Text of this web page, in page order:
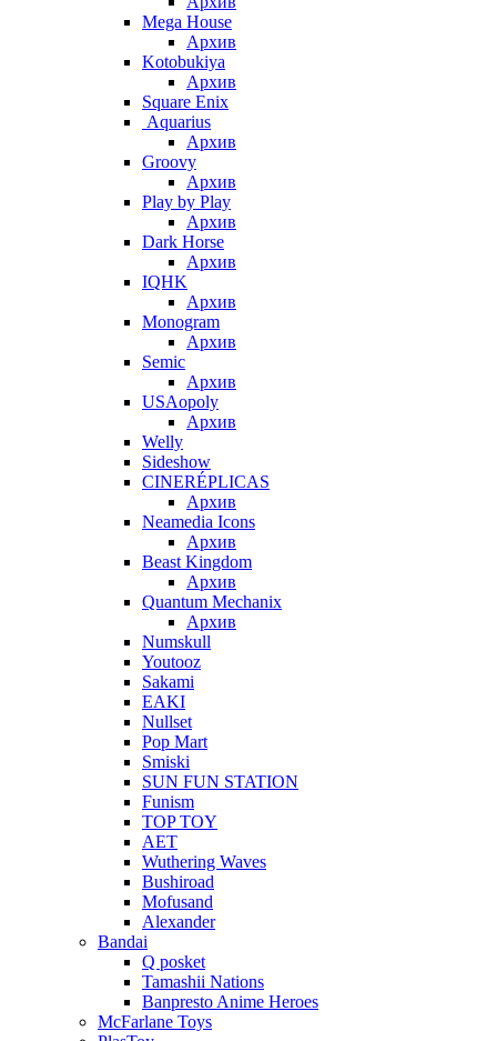
Mega House
Архив
Kotobukiya
Архив
Square Enix
Aquarius
Архив
Groovy
Архив
Play by Play
Архив
Dark Horse
Архив
IQHK
Архив
Monogram
Архив
Semic
Архив
USAopoly
Архив
Welly
Sideshow
CINERÉPLICAS
Архив
Neamedia Icons
Архив
Beast Kingdom
Архив
Quantum Mechanix
Архив
Numskull
Youtooz
Sakami
EAKI
Nullset
Pop Mart
Smiski
SUN FUN STATION
Funism
TOP TOY
AET
Wuthering Waves
Bushiroad
Mofusand
Alexander
Bandai
Q posket
Tamashii Nations
Banpresto Anime Heroes
McFarlane Toys